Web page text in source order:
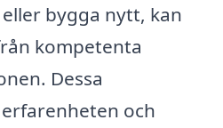
bygga nytt, kan
kompetenta
Dessa
och